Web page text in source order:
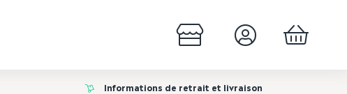
Informations de retrait et livraison